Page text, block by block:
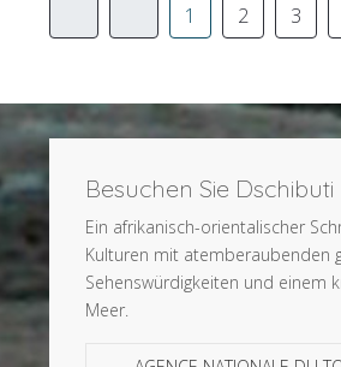
1 2 3
Besuchen Sie Dschibuti
Ein afrikanisch-orientalischer
Kulturen mit atemberaubenden
Sehenswürdigkeiten und einem
Meer.